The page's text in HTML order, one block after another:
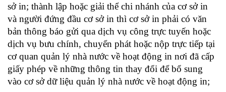
sở in; thành lập hoặc giải thể chi nhánh của cơ sở in
và người đứng đầu cơ sở in thì cơ sở in phải có văn
bản thông báo gửi qua dịch vụ công trực tuyến hoặc
dịch vụ bưu chính, chuyển phát hoặc nộp trực tiếp tại
cơ quan quản lý nhà nước về hoạt động in nơi đã cấp
giấy phép về những thông tin thay đổi để bổ sung
vào cơ sở dữ liệu quản lý nhà nước về hoạt động in;